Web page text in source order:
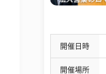
開催日時
開催場所